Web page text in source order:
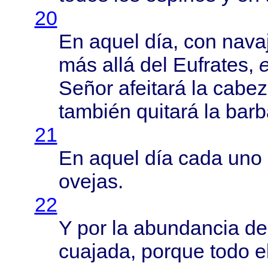
20
En aquel día, con
más alládel Eufrates,
Señor afeitarála
también quitarála
21
En aquel día cadauno
ovejas.
22
Y por la abundancia
cuajada, porque todo